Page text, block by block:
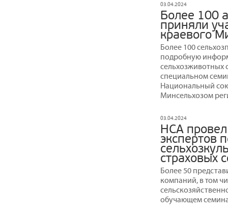
03.04.2024
Более 100
приняли
краевого
Более 100
подробную
сельхозживотных
специальном
Национальный
Минсельхозом
03.04.2024
НСА
экспертов
страховых
Более 50
компаний, в том
обучающем